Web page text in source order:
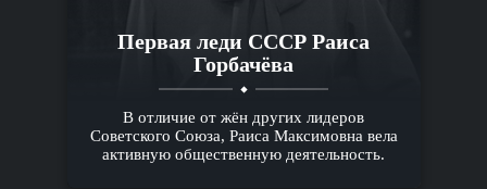
Первая леди СССР Раиса
Горбачёва
В отличие от жён других лидеров
Советского Союза, Раиса Максимовна вела
активную общественную деятельность.